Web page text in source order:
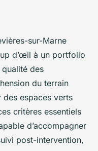
à
marne
sur-Marne
d’œil à un portfolio
qualité des
du terrain
espaces verts
critères essentiels
d’accompagner
post-intervention,